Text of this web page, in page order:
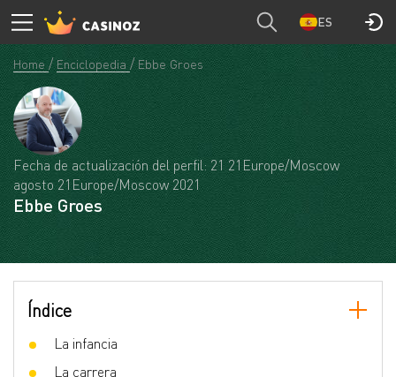
ES
Home Enciclopedia Ebbe Groes
Fecha de actualización del perfil: 21 21Europe/Moscow
agosto 21Europe/Moscow 2021
Ebbe Groes
Índice
La infancia
La carrera